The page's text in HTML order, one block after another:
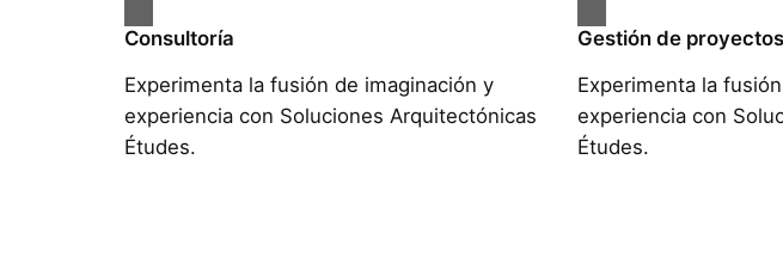
Consultoría
Experimenta la fusión de imaginación y
experiencia con Soluciones Arquitectónicas
Études.
Gestión de proyectos
Experimenta la
experiencia con
Études.